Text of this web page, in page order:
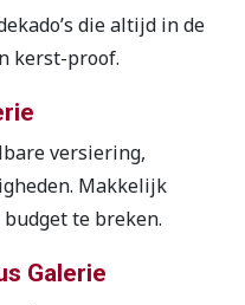
die altijd in de
kerst-proof.
versiering,
Makkelijk
te breken.
Galerie